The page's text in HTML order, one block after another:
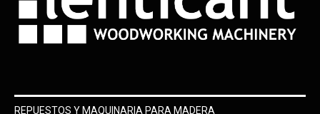
REPUESTOS Y MAQUINARIA PARA MADERA